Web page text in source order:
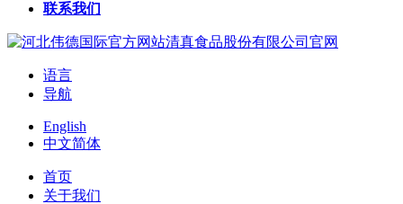
联系我们
语言
导航
English
中文简体
首页
关于我们